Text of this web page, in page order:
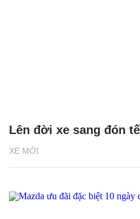
XE MỚI
Lên đời xe sang đón